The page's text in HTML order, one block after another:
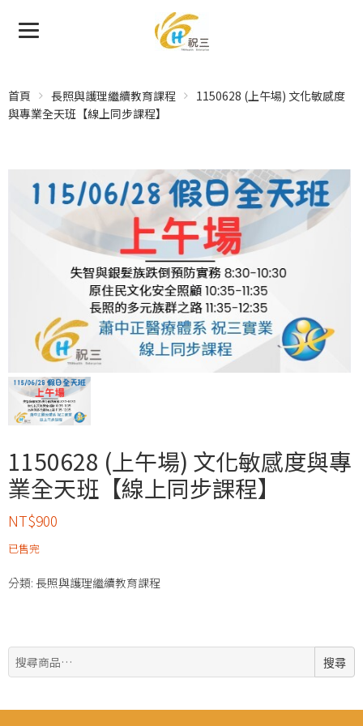
首頁 長照與護理繼續教育課程
1150628 (上午場) 文化敏感度
與專業全天班【線上同步課程】
1150628 (上午場) 文化敏感度與專
業全天班【線上同步課程】
NT$900
已售完
分類: 長照與護理繼續教育課程
搜
尋:
搜尋